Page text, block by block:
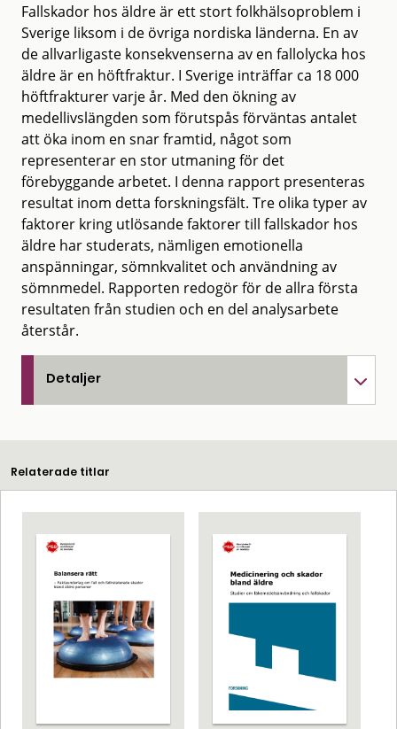
Fallskador hos äldre är ett stort folkhälsoproblem i
Sverige liksom i de övriga nordiska länderna. En av
de allvarligaste konsekvenserna av en fallolycka hos
äldre är en höftfraktur. I Sverige inträffar ca 18 000
höftfrakturer varje år. Med den ökning av
medellivslängden som förutspås förväntas antalet
att öka inom en snar framtid, något som
representerar en stor utmaning för det
förebyggande arbetet. I denna rapport presenteras
resultat inom detta forskningsfält. Tre olika typer av
faktorer kring utlösande faktorer till fallskador hos
äldre har studerats, nämligen emotionella
anspänningar, sömnkvalitet och användning av
sömnmedel. Rapporten redogör för de allra första
resultaten från studien och en del analysarbete
återstår.
Detaljer
Relaterade titlar